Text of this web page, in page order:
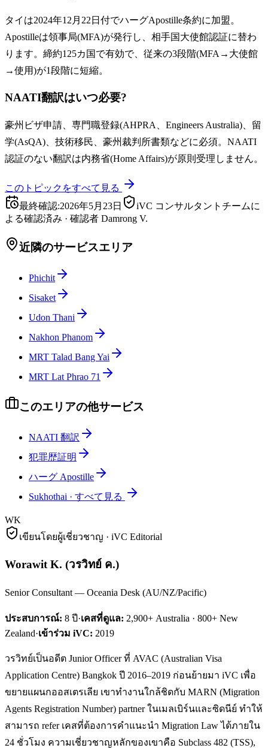
タイは2024年12月22日付でハーグApostille条約に加盟。
Apostilleは領事局(MFA)が発行し、相手国大使館認証に替わ
ります。締約125カ国で有効で、従来の3段階(MFA→大使館
→使用)が1段階に短縮。
NAATI翻訳はいつ必要?
豪州ビザ申請、専門職登録(AHPRA、Engineers Australia)、留
学(AsQA)、技術移民、豪州裁判所書類などに必須。NAATI
認証のない翻訳は内務省(Home Affairs)が原則受理しません。
このトピックをすべて見る
最終確認:2026年5月23日
iVC コンサルタントチームに
よる確認済み · 確認者 Damrong V.
近隣のサービスエリア
Phichit
Sisaket
Udon Thani
Nakhon Phanom
MRT Talad Bang Yai
MRT Lat Phrao 71
このエリアの他サービス
NAATI 翻訳
犯罪歴証明
ハーグ Apostille
Sukhothai · すべて見る
WK
เขียนโดยผู้เชี่ยวชาญ · iVC Editorial
Worawit K. (วรวิทย์ ค.)
Senior Consultant — Oceania Desk (AU/NZ/Pacific)
ประสบการณ์: 8 ปี·เคสที่ดูแล: 2,900+ Australia · 800+ New
Zealand·เข้าร่วม iVC: 2019
วรวิทย์เป็นอดีต Junior Officer ที่ AVAC (Australian Visa
Application Centre) Bangkok ปี 2016–2019 ก่อนย้ายมา iVC เพื่อ
ขยายแผนกออสเตรเลีย เขาทำงานใกล้ชิดกับ MARN (Migration
Agents Registration Number) partner ในเมลเบิร์นและซิดนีย์ ทำให้
สามารถ refer เคสที่ต้องการคำแนะนำ Migration Law ได้ภายใน
24 ชั่วโมง ความเชี่ยวชาญหลักของเขาคือ Subclass 482 (TSS),